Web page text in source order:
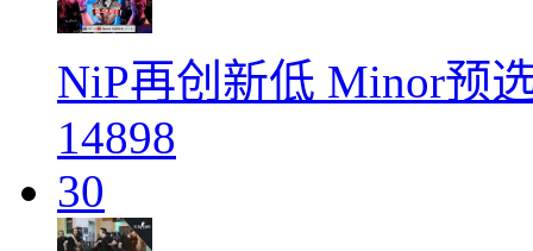
NiP再创新低 Minor预
14898
30